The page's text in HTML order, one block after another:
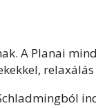
A Planai